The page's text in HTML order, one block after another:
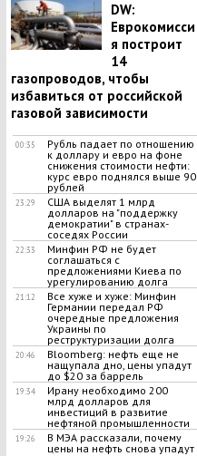
DW:
Еврокомисси
я построит
14
газопроводов, чтобы
избавиться от российской
газовой зависимости
00:35
Рубль падает по отношению
к доллару и евро на фоне
снижения стоимости нефти:
курс евро поднялся выше 90
рублей
23:29
США выделят 1 млрд
долларов на "поддержку
демократии" в странах-
соседях России
22:33
Минфин РФ не будет
соглашаться с
предложениями Киева по
урегулированию долга
21:12
Все хуже и хуже: Минфин
Германии передал РФ
очередные предложения
Украины по
реструктуризации долга
20:46
Bloomberg: нефть еще не
нащупала дно, цены упадут
до $20 за баррель
19:34
​Ирану необходимо 200
млрд долларов для
инвестиций в развитие
нефтяной промышленности
19:26
В МЭА рассказали, почему
цены на нефть снова упадут